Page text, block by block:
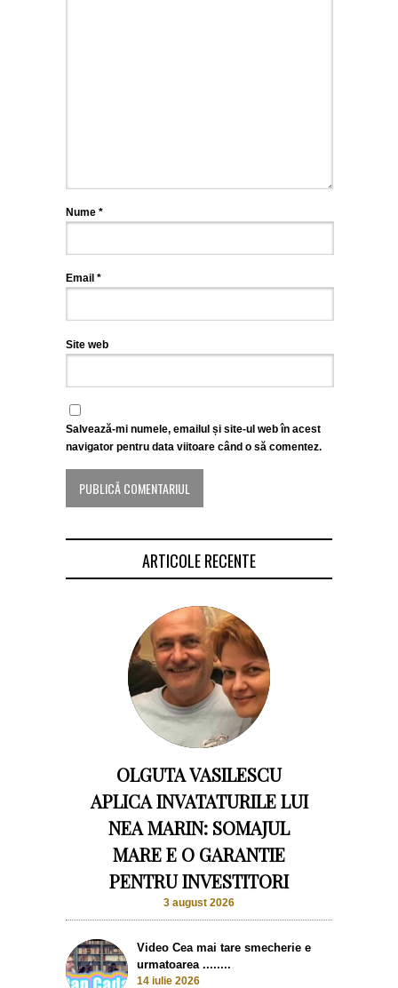
Nume *
Email *
Site web
Salvează-mi numele, emailul și site-ul web în acest
navigator pentru data viitoare când o să comentez.
ARTICOLE RECENTE
OLGUTA VASILESCU
APLICA INVATATURILE LUI
NEA MARIN: SOMAJUL
MARE E O GARANTIE
PENTRU INVESTITORI
3 august 2026
Video Cea mai tare smecherie e
urmatoarea ........
14 iulie 2026